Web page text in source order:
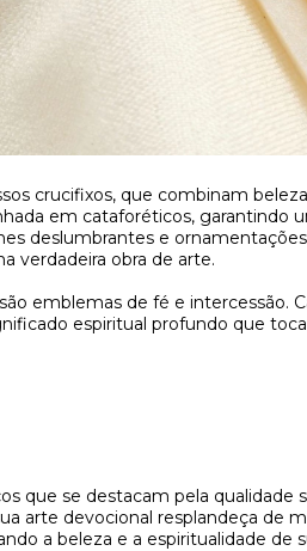
crucifixos, que combinam
em cataforéticos, garantindo
deslumbrantes e
verdadeira obra de arte.
emblemas de fé e intercessão.
espiritual profundo que
que se destacam pela qualidade
arte devocional resplandeça de
a beleza e a espiritualidade de